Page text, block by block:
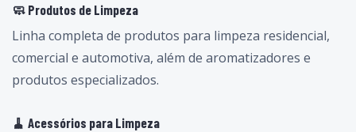
🧼 Produtos de Limpeza
Linha completa de produtos para limpeza residencial,
comercial e automotiva, além de aromatizadores e
produtos especializados.
🧹 Acessórios para Limpeza